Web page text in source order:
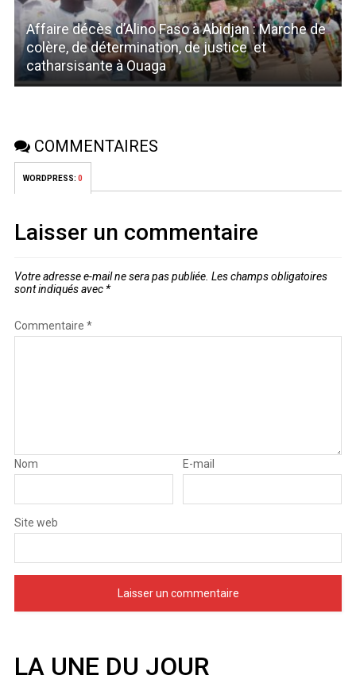
Affaire décès d’Alino Faso à Abidjan : Marche de
colère, de détermination, de justice et
catharsisante à Ouaga
COMMENTAIRES
WORDPRESS: 0
Laisser un commentaire
Votre adresse e-mail ne sera pas publiée. Les champs obligatoires
sont indiqués avec *
Commentaire *
Nom E-mail
Site web
LA UNE DU JOUR